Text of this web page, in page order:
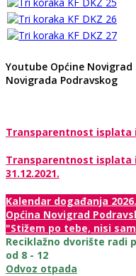
Youtube Općine
Novigrada Podravskog
Transparentnost isplata
Transparentnost isplata
31.12.2021.
Kalendar događanja 2026.
Općina Novigrad
"Stižem po tebe, nisi
Reciklažno dvorište radi
od 8 - 12
Odvoz otpada